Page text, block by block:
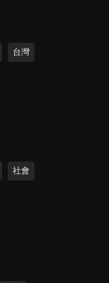
台灣
社會